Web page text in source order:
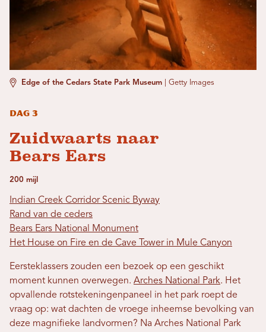
Edge of the Cedars State Park Museum Getty Images
Dag 3
Zuidwaarts naar
Bears Ears
200 mijl
Indian Creek Corridor Scenic Byway
Rand van de ceders
Bears Ears National Monument
Het House on Fire en de Cave Tower in Mule Canyon
Eersteklassers zouden een bezoek op een geschikt
moment kunnen overwegen. Arches National Park. Het
opvallende rotstekeningenpaneel in het park roept de
vraag op: wat dachten de vroege inheemse bevolking van
deze magnifieke landvormen? Na Arches National Park